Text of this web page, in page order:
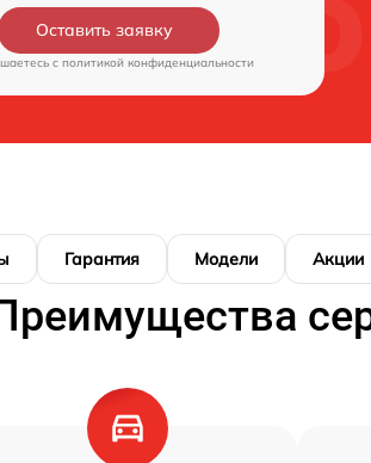
Оставить заявку
c политикой конфиденциальности
Гарантия Модели Акции